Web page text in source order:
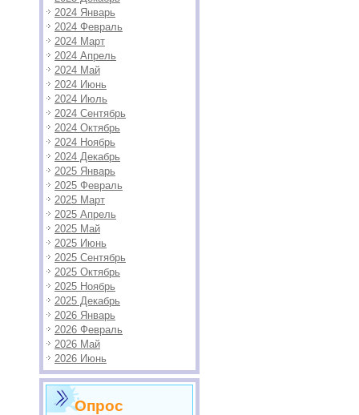
2024 Январь
2024 Февраль
2024 Март
2024 Апрель
2024 Май
2024 Июнь
2024 Июль
2024 Сентябрь
2024 Октябрь
2024 Ноябрь
2024 Декабрь
2025 Январь
2025 Февраль
2025 Март
2025 Апрель
2025 Май
2025 Июнь
2025 Сентябрь
2025 Октябрь
2025 Ноябрь
2025 Декабрь
2026 Январь
2026 Февраль
2026 Май
2026 Июнь
Опрос